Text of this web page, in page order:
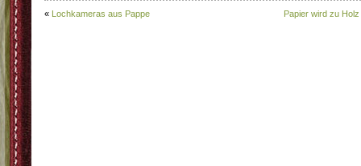
« Lochkameras aus Pappe Papier wird zu Holz